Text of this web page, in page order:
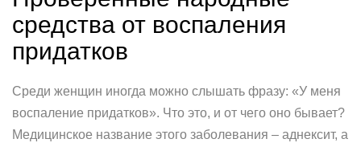
средства от воспаления
придатков
Среди женщин иногда можно слышать фразу: «У меня
воспаление придатков». Что это, и от чего оно бывает?
Медицинское название этого заболевания – аднексит, а